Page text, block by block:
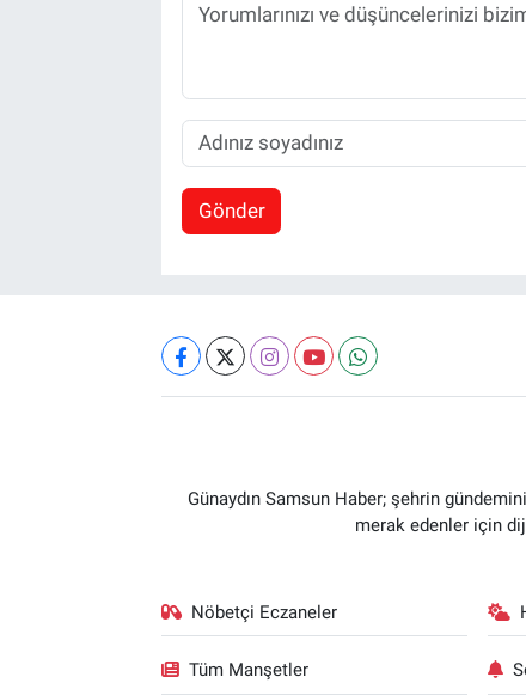
Gönder
Günaydın Samsun Haber; şehrin
merak edenler için
Nöbetçi Eczaneler
Tüm Manşetler